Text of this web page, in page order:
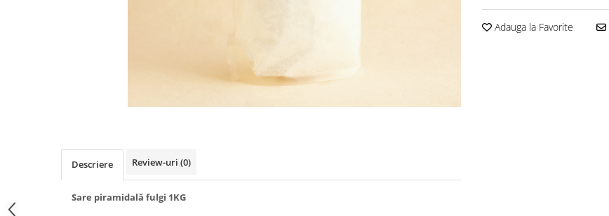
TOATE PRODUSELE
Adauga la Favorite
Descriere Review-uri (0)
Sare piramidală fulgi 1KG